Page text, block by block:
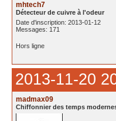
mhtech7
Détecteur de cuivre à l'odeur
Date d'inscription: 2013-01-12
Messages: 171
Hors ligne
2013-11-20
madmax09
Chiffonnier des temps